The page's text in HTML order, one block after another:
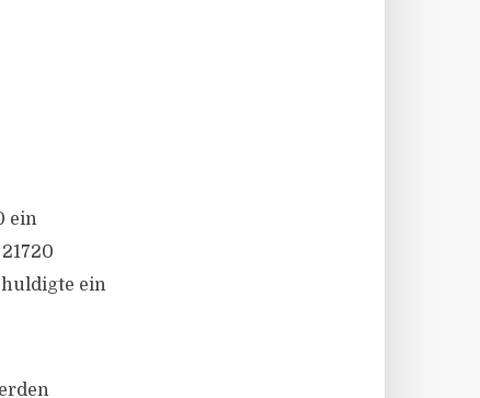
ein
ein